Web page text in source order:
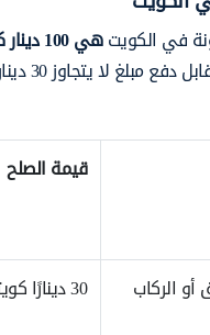
في الكويتهي 100 دينار كويتي بالحد الأقصى،
يمكن
قيمة الصلح
أو الركاب
30 دينارًا كويتيًا